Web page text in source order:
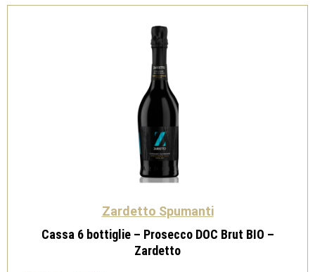
Zardetto
Zardetto Spumanti
Cassa 6 bottiglie – Prosecco DOC Brut BIO –
Zardetto